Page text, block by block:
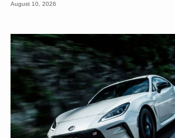
August 10, 2026